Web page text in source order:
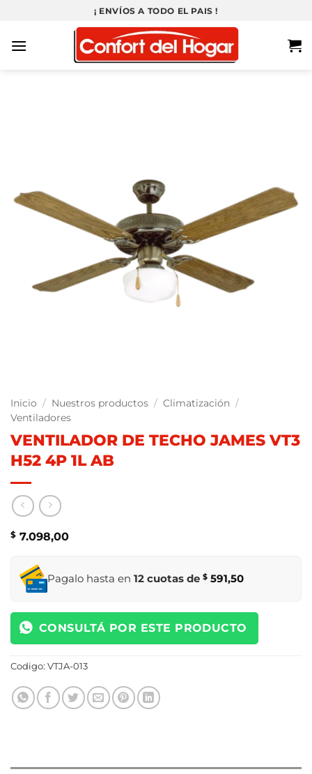
contenido
¡ ENVÍOS A TODO EL PAIS !
Inicio / Nuestros productos / Climatización /
Ventiladores
VENTILADOR DE TECHO JAMES VT3
H52 4P 1L AB
$ 7.098,00
Pagalo hasta en 12 cuotas de $ 591,50
CONSULTÁ POR ESTE PRODUCTO
Codigo: VTJA-013